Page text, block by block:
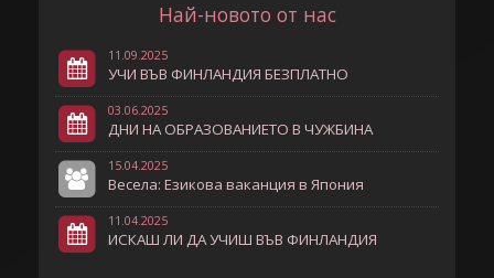
Най-новото от нас
11.09.2025
УЧИ ВЪВ ФИНЛАНДИЯ БЕЗПЛАТНО
03.06.2025
ДНИ НА ОБРАЗОВАНИЕТО В ЧУЖБИНА
15.04.2025
Весела: Езикова ваканция в Япония
11.04.2025
ИСКАШ ЛИ ДА УЧИШ ВЪВ ФИНЛАНДИЯ